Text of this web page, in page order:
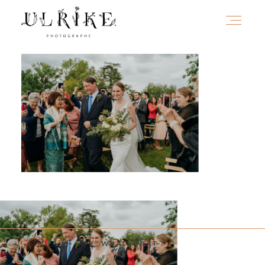
WHAT'S NEXT ?
HOME
A PROPOS
PORTFOLIO
INFOS
JOURNAL